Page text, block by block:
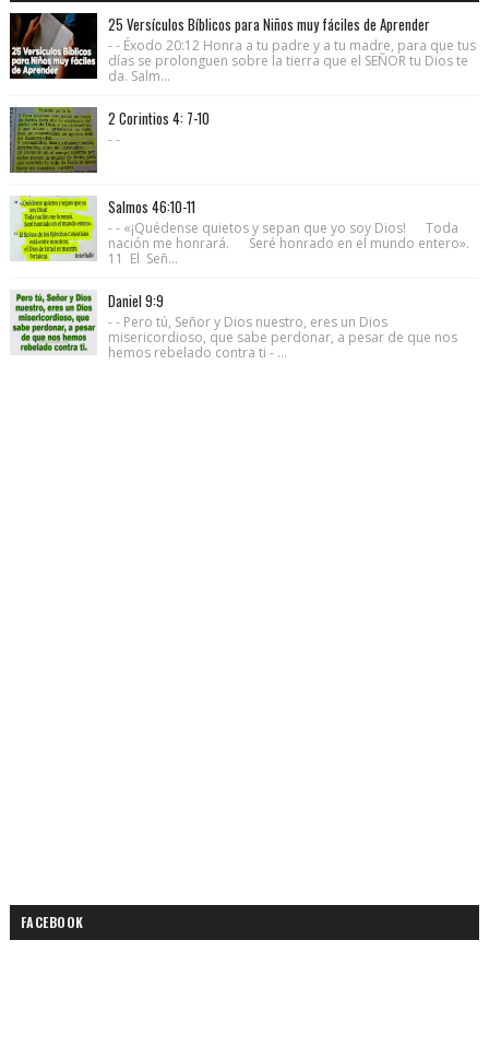
25 Versículos Bíblicos para Niños muy fáciles de Aprender
- - Éxodo 20:12 Honra a tu padre y a tu madre, para que tus
días se prolonguen sobre la tierra que el SEÑOR tu Dios te
da. Salm...
2 Corintios 4: 7-10
- -
Salmos 46:10-11
- - «¡Quédense quietos y sepan que yo soy Dios! Toda
nación me honrará. Seré honrado en el mundo entero».
11 El Señ...
Daniel 9:9
- - Pero tú, Señor y Dios nuestro, eres un Dios
misericordioso, que sabe perdonar, a pesar de que nos
hemos rebelado contra ti - ...
FACEBOOK